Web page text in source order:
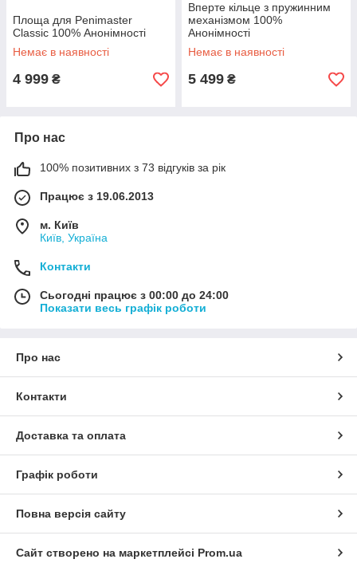
Площа для Penimaster
Classic 100% Анонімності
Немає в наявності
4 999 ₴
Вперте кільце з пружинним
механізмом 100%
Анонімності
Немає в наявності
5 499 ₴
Про нас
100% позитивних з 73 відгуків за рік
Працює з 19.06.2013
м. Київ
Київ, Україна
Контакти
Сьогодні працює з 00:00 до 24:00
Показати весь графік роботи
Про нас
Контакти
Доставка та оплата
Графік роботи
Повна версія сайту
Сайт створено на маркетплейсі Prom.ua